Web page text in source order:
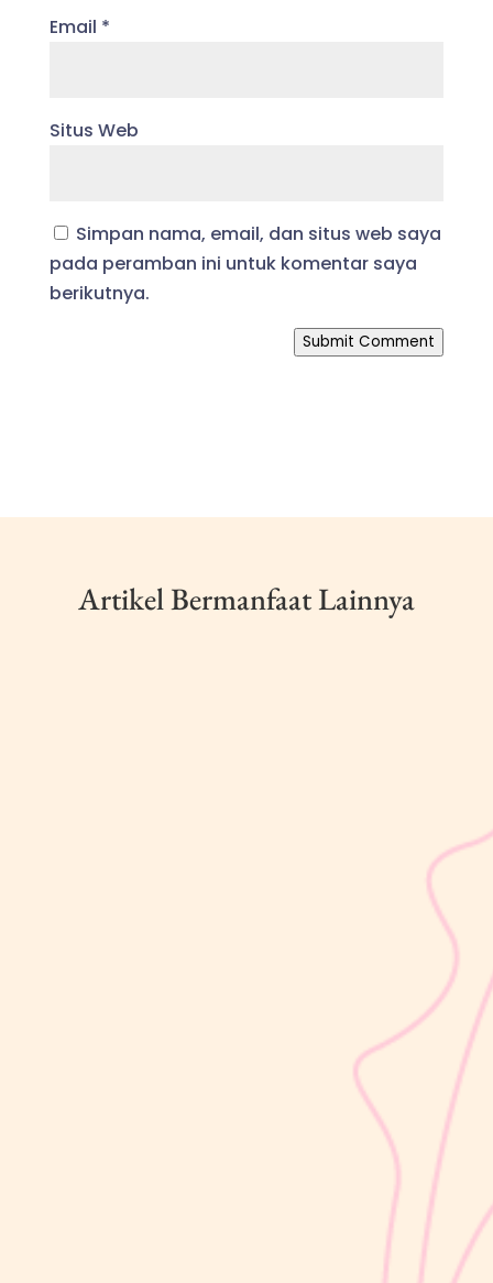
Email *
Situs Web
Simpan nama, email, dan situs web saya
pada peramban ini untuk komentar saya
berikutnya.
Submit Comment
Artikel Bermanfaat Lainnya
dalam masa 1000 Hari Pertama Kehidupan (HPK). Pada tahap ini,
perkembangan si Kecil berlangsung sangat pesat, mulai dari
kemampuan berjalan, berbicara, hingga berinteraksi dengan orang